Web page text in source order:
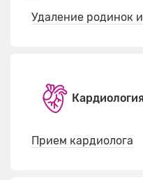
Удаление родинок
Кардиология
Прием кардиолога